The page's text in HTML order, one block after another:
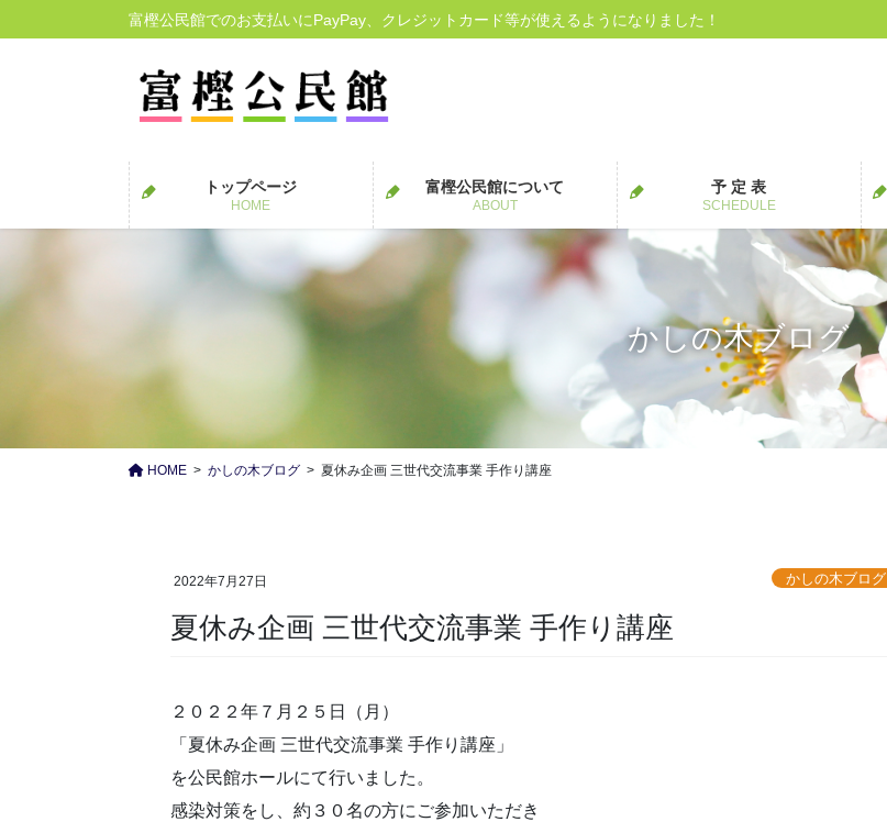
ン
ビ
富樫公民館でのお支払いにPayPay、クレジットカード等が使えるようになりました！
トップページ
HOME
富樫公民館について
ABOUT
予 定 表
SCHEDULE
かしの木ブログ
HOME かしの木ブログ 夏休み企画 三世代交流事業 手作り講座
2022年7月27日 かしの木ブログ
夏休み企画 三世代交流事業 手作り講座
２０２２年７月２５日（月）
「夏休み企画 三世代交流事業 手作り講座」
を公民館ホールにて行いました。
感染対策をし、約３０名の方にご参加いただき